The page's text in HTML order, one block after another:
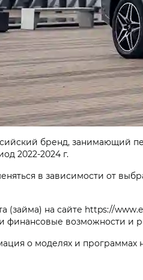
бренд, занимающий
2022-2024 г.
в зависимости от
(займа) на сайте https://
финансовые возможности и
о моделях и программах